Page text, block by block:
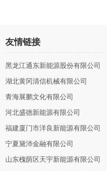
友情链接
黑龙江通东新能源股份有限公司
湖北黄冈清信机械有限公司
青海展鹏文化有限公司
河北盛德新能源有限公司
福建厦门市洋良新能源有限公司
宁夏黛沛金融有限公司
山东槐荫区天宇新能源有限公司